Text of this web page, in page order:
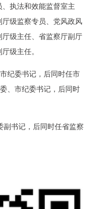
执法和效能监督室主
级监察专员、党风政风
级主任、省监察厅副厅
级主任。
纪委书记，后同时任市
、市纪委书记，后同时
书记，后同时任省监察